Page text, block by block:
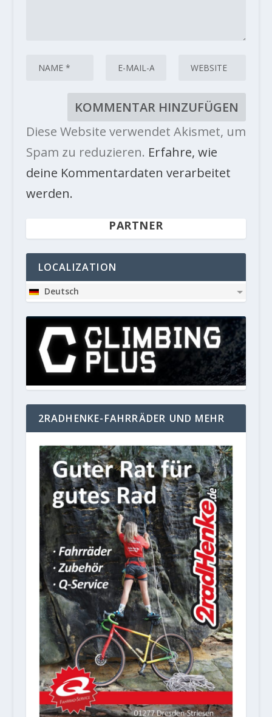
Diese Website verwendet Akismet, um
Spam zu reduzieren. Erfahre, wie
deine Kommentardaten verarbeitet
werden.
PARTNER
LOCALIZATION
Deutsch
2RADHENKE-FAHRRÄDER UND MEHR